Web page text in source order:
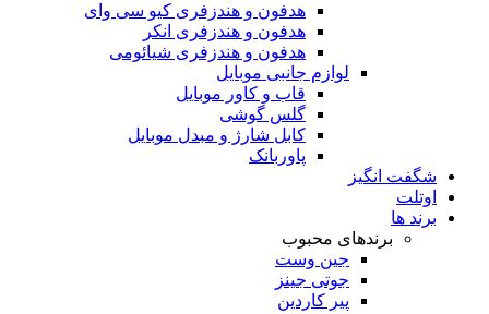
هدفون و هندزفری کیو سی وای
هدفون و هندزفری انکر
هدفون و هندزفری شیائومی
لوازم جانبی موبایل
قاب و کاور موبایل
گلس گوشی
کابل شارژ و مبدل موبایل
پاوربانک
شگفت انگیز
اوتلت
برند ها
برندهای محبوب
جین وست
جوتی جینز
پیر کاردین